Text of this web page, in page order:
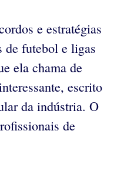
e estratégias
de futebol e ligas
ela chama de
escrito
da indústria. O
de